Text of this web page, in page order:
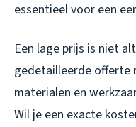
essentieel voor een
Een lage prijs is niet
gedetailleerde offerte
materialen en
Wil je een exacte